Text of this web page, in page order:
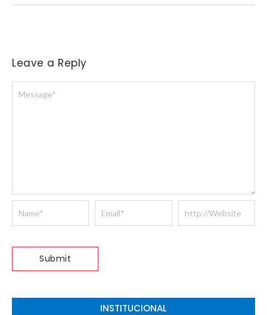
Leave a Reply
INSTITUCIONAL